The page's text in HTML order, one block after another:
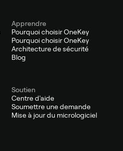
Apprendre
Pourquoi choisir OneKey
Pourquoi choisir OneKey
Architecture de sécurité
Blog
Soutien
Centre d'aide
Soumettre une demande
Mise à jour du micrologiciel